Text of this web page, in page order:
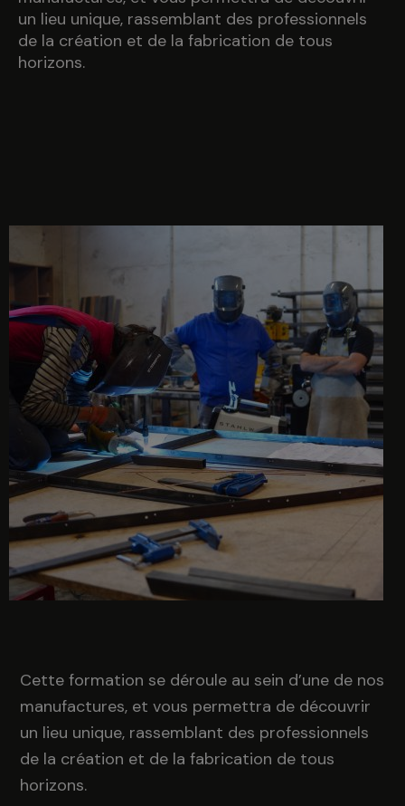
un lieu unique, rassemblant des professionnels
de la création et de la fabrication de tous
horizons.
Cette formation se déroule au sein d’une de nos
manufactures, et vous permettra de découvrir
un lieu unique, rassemblant des professionnels
de la création et de la fabrication de tous
horizons.